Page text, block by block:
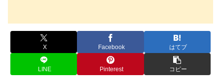
X Facebook はてブ
LINE Pinterest コピー